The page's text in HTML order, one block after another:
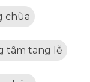
chùa
tâm tang lễ